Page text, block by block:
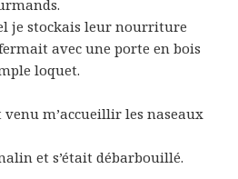
je stockais leur nourriture
avec une porte en bois
loquet.
m’accueillir les naseaux
et s’était débarbouillé.